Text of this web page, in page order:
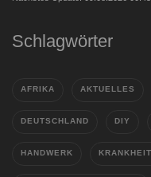
Schlagwörter
AFRIKA AKTUELLES
DEUTSCHLAND DIY
HANDWERK